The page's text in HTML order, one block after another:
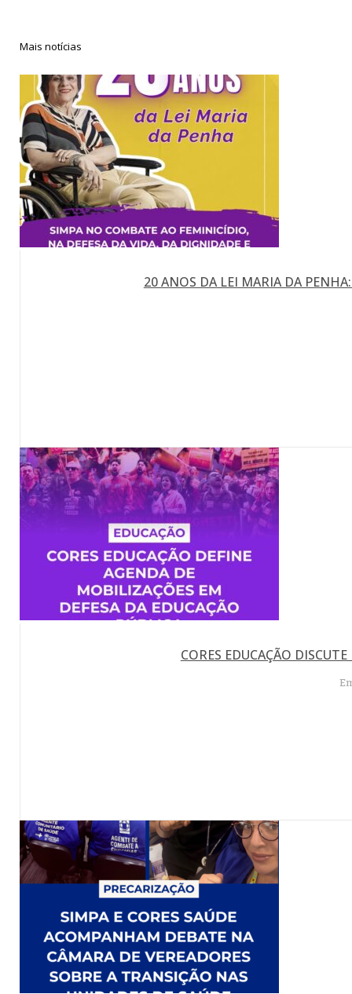
Mais notícias
20 ANOS DA LEI MARIA DA
CORES EDUCAÇÃO